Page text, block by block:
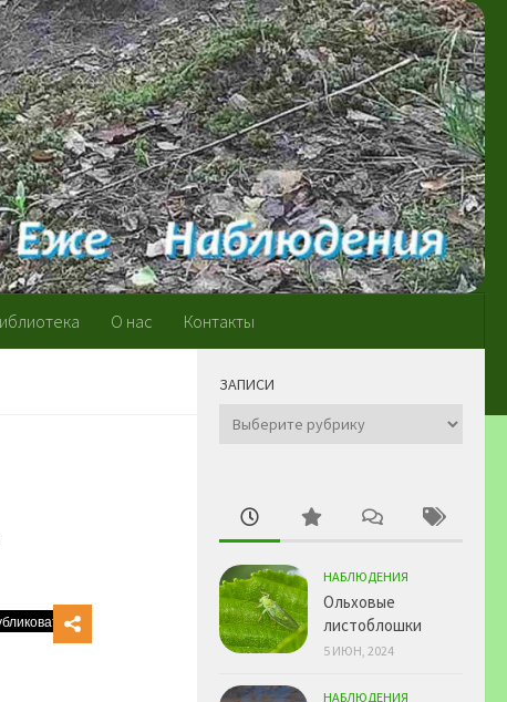
О нас Контакты
ЗАПИСИ
Записи
НАБЛЮДЕНИЯ
Ольховые
листоблошки
5 ИЮН, 2024
НАБЛЮДЕНИЯ